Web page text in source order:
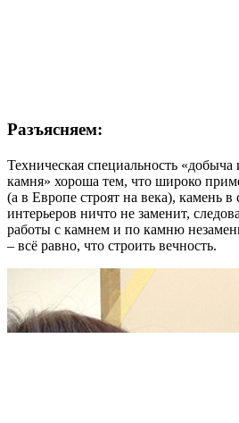
Разъясняем:
Техническая специальность
камня» хороша тем, что широко
(а в Европе строят на века), камень в
интерьеров ничто не заменит,
работы с камнем и по камню
– всё равно, что строить вечность.